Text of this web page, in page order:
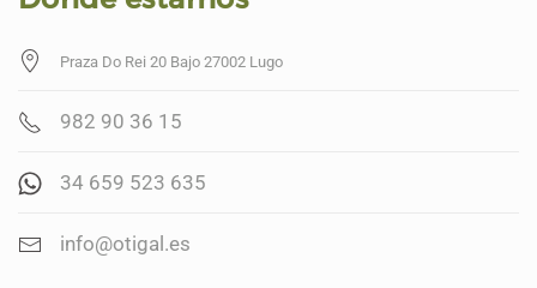
Praza Do Rei 20 Bajo 27002 Lugo
982 90 36 15
34 659 523 635
info@otigal.es